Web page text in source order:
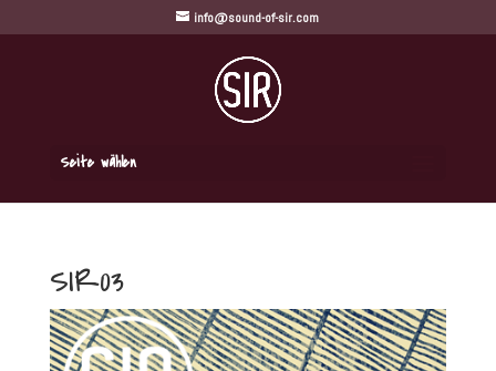
info@sound-of-sir.com
Seite wählen
SIR03